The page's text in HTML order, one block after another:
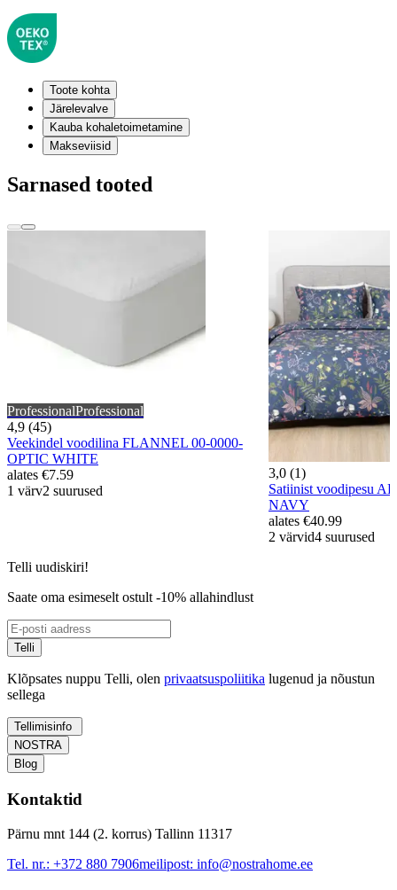
Toote kohta
Järelevalve
Kauba kohaletoimetamine
Makseviisid
Sarnased tooted
ProfessionalProfessional
4,9 (45)
Veekindel voodilina FLANNEL 00-0000-
OPTIC WHITE
alates €7.59
1 värv2 suurused
3,0 (1)
Satiinist voodipesu
NAVY
alates €40.99
2 värvid4 suurused
Telli uudiskiri!
Saate oma esimeselt ostult -10% allahindlust
Telli
Klõpsates nuppu Telli, olen privaatsuspoliitika lugenud ja nõustun
sellega
Tellimisinfo
NOSTRA
Blog
Kontaktid
Pärnu mnt 144 (2. korrus) Tallinn 11317
Tel. nr.: +372 880 7906meilipost: info@nostrahome.ee